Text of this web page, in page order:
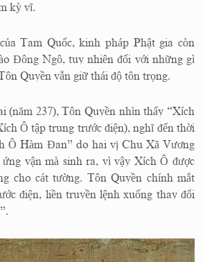
kỳ vĩ.
Tam Quốc, kinh pháp Phật gia còn
Đông Ngô, tuy nhiên đối với những gì
Quyền vẫn giữ thái độ tôn trọng.
(năm 237), Tôn Quyền nhìn thấy “Xích
Ô tập trung trước điện), nghĩ đến thời
Ô Hàm Đan” do hai vị Chu Xã Vương
vận mà sinh ra, vì vậy Xích Ô được
cho cát tường. Tôn Quyền chính mắt
điện, liền truyền lệnh xuống thay đổi